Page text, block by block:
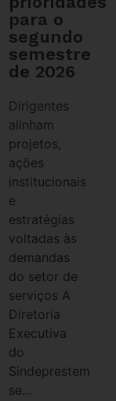
para o
segundo
semestre
de 2026
Dirigentes
alinham
projetos,
ações
institucionais
e
estratégias
voltadas às
demandas
do setor de
serviços A
Diretoria
Executiva
do
Sindeprestem
se...